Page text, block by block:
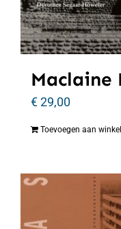
Maclaine
€29,00
Toevoegen aan